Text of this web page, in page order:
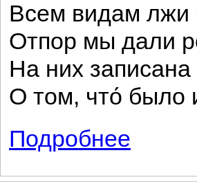
Всем видам лжи
Отпор мы дали
На них записана
О том, что́ было
Подробнее